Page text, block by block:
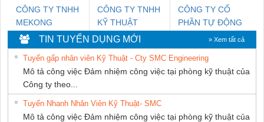
CÔNG TY TNHH
MEKONG
MARINE SUPPLY
CÔNG TY TNHH
KỸ THUẬT
KTECH VIỆT
NAM
CÔNG TY CỔ
PHẦN TỰ ĐỘNG
TIẾN HƯNG
TIN TUYỂN DỤNG MỚI » Xem tất cả
Tuyển gấp nhân viên Kỹ Thuật - Cty SMC Engineering
Mô tả công việc Đảm nhiệm công việc tại phòng kỹ thuật của
Công ty theo...
Tuyển Nhanh Nhân Viên Kỹ Thuật- SMC
Mô tả công việc Đảm nhiệm công việc tại phòng kỹ thuật của